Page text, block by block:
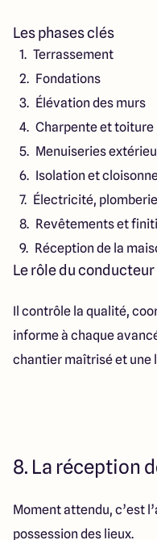
Les phases clés
Terrassement
Fondations
Élévation des murs
Charpente et toiture
Menuiseries
Isolation et
Électricité,
Revêtements et
Réception de la
Le rôle du
Il contrôle la qualité,
informe à chaque
chantier maîtrisé et une
8. La réception
Moment attendu, c’est
possession des lieux.